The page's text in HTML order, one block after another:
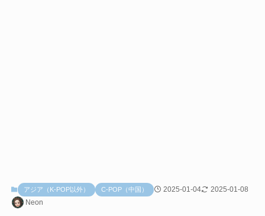
アジア（K-POP以外） C-POP（中国） 2025-01-04
2025-01-08
Neon